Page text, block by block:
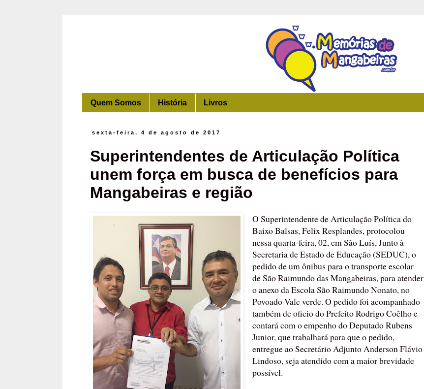
Quem Somos História Livros
sexta-feira, 4 de agosto de 2017
Superintendentes de Articulação Política
unem força em busca de benefícios para
Mangabeiras e região
O Superintendente de Articulação Política do
Baixo Balsas, Felix Resplandes, protocolou
nessa quarta-feira, 02, em São Luís, Junto à
Secretaria de Estado de Educação (SEDUC), o
pedido de um ônibus para o transporte escolar
de São Raimundo das Mangabeiras, para atender
o anexo da Escola São Raimundo Nonato, no
Povoado Vale verde. O pedido foi acompanhado
também de oficio do Prefeito Rodrigo Coêlho e
contará com o empenho do Deputado Rubens
Junior, que trabalhará para que o pedido,
entregue ao Secretário Adjunto Anderson Flávio
Lindoso, seja atendido com a maior brevidade
possível.